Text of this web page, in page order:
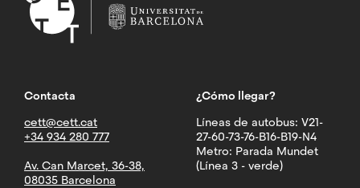
Contacta
cett@cett.cat
+34 934 280 777
Av. Can Marcet, 36-38,
08035 Barcelona
¿Cómo llegar?
Líneas de autobus: V21-
27-60-73-76-B16-B19-N4
Metro: Parada Mundet
(Línea 3 - verde)